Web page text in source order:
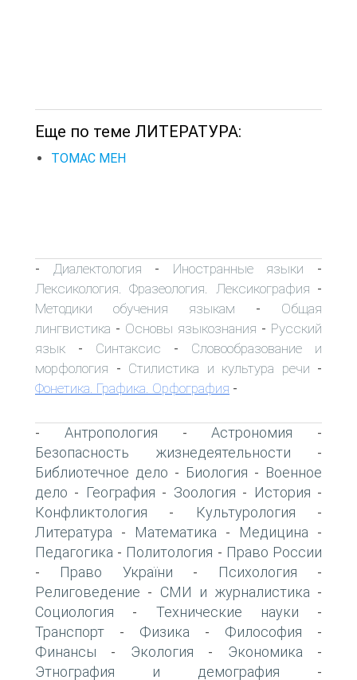
Еще по теме ЛИТЕРАТУРА:
ТОМАС МЕН
- Диалектология - Иностранные языки -
Лексикология. Фразеология. Лексикография -
Методики обучения языкам - Общая
лингвистика - Основы языкознания - Русский
язык - Синтаксис - Словообразование и
морфология - Стилистика и культура речи -
Фонетика. Графика. Орфография -
- Антропология -Астрономия -
Безопасность жизнедеятельности -
Библиотечное дело - Биология - Военное
дело - География - Зоология - История -
Конфликтология - Культурология -
Литература - Математика - Медицина -
Педагогика - Политология - Право России
- Право України - Психология -
Религоведение - СМИ и журналистика -
Социология - Технические науки -
Транспорт - Физика - Философия -
Финансы - Экология - Экономика -
Этнография и демография -